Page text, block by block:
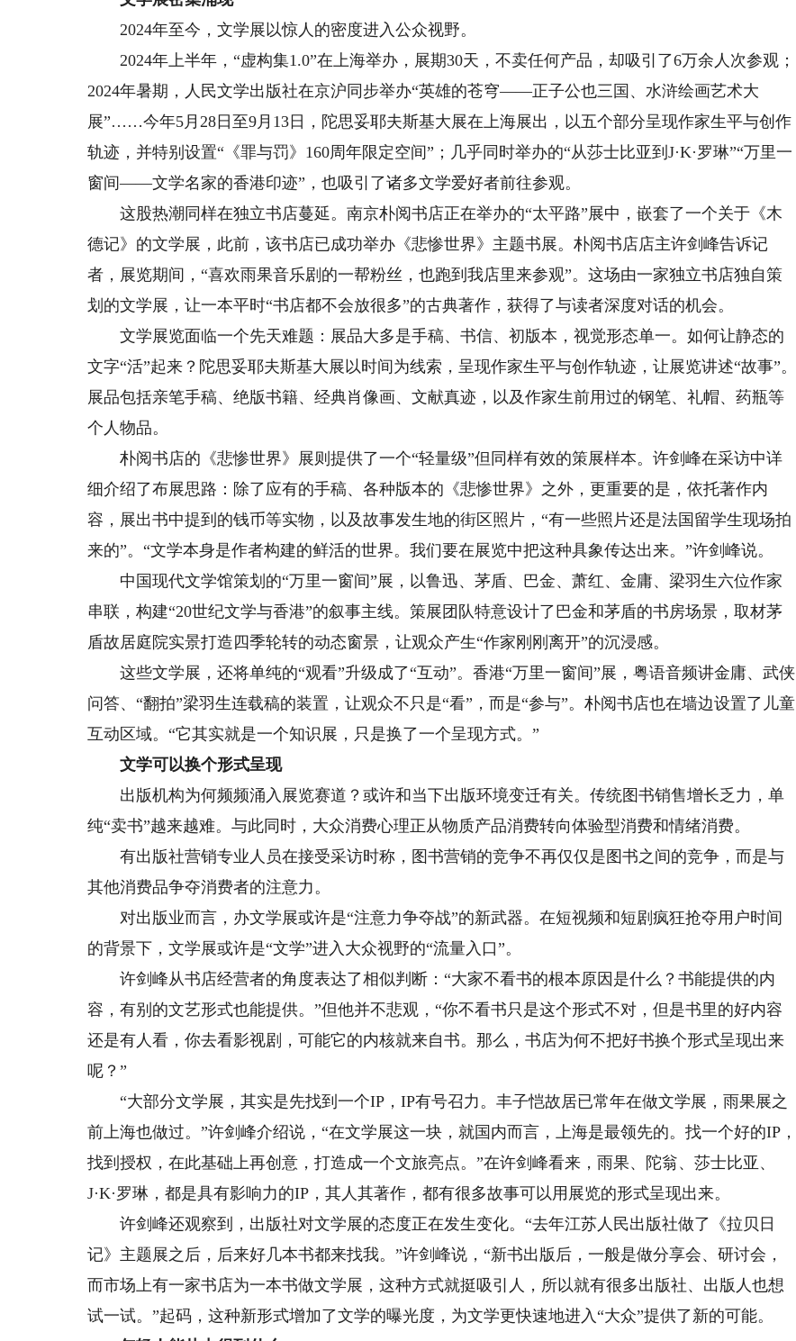
2024年至今，文学展以惊人的密度进入公众视野。
2024年上半年，“虚构集1.0”在上海举办，展期30天，不卖任何产品，却吸引了6万余人次参观；
2024年暑期，人民文学出版社在京沪同步举办“英雄的苍穹——正子公也三国、水浒绘画艺术大
展”……今年5月28日至9月13日，陀思妥耶夫斯基大展在上海展出，以五个部分呈现作家生平与创作
轨迹，并特别设置“《罪与罚》160周年限定空间”；几乎同时举办的“从莎士比亚到J·K·罗琳”“万里一
窗间——文学名家的香港印迹”，也吸引了诸多文学爱好者前往参观。
这股热潮同样在独立书店蔓延。南京朴阅书店正在举办的“太平路”展中，嵌套了一个关于《木
德记》的文学展，此前，该书店已成功举办《悲惨世界》主题书展。朴阅书店店主许剑峰告诉记
者，展览期间，“喜欢雨果音乐剧的一帮粉丝，也跑到我店里来参观”。这场由一家独立书店独自策
划的文学展，让一本平时“书店都不会放很多”的古典著作，获得了与读者深度对话的机会。
文学展览面临一个先天难题：展品大多是手稿、书信、初版本，视觉形态单一。如何让静态的
文字“活”起来？陀思妥耶夫斯基大展以时间为线索，呈现作家生平与创作轨迹，让展览讲述“故事”。
展品包括亲笔手稿、绝版书籍、经典肖像画、文献真迹，以及作家生前用过的钢笔、礼帽、药瓶等
个人物品。
朴阅书店的《悲惨世界》展则提供了一个“轻量级”但同样有效的策展样本。许剑峰在采访中详
细介绍了布展思路：除了应有的手稿、各种版本的《悲惨世界》之外，更重要的是，依托著作内
容，展出书中提到的钱币等实物，以及故事发生地的街区照片，“有一些照片还是法国留学生现场拍
来的”。“文学本身是作者构建的鲜活的世界。我们要在展览中把这种具象传达出来。”许剑峰说。
中国现代文学馆策划的“万里一窗间”展，以鲁迅、茅盾、巴金、萧红、金庸、梁羽生六位作家
串联，构建“20世纪文学与香港”的叙事主线。策展团队特意设计了巴金和茅盾的书房场景，取材茅
盾故居庭院实景打造四季轮转的动态窗景，让观众产生“作家刚刚离开”的沉浸感。
这些文学展，还将单纯的“观看”升级成了“互动”。香港“万里一窗间”展，粤语音频讲金庸、武侠
问答、“翻拍”梁羽生连载稿的装置，让观众不只是“看”，而是“参与”。朴阅书店也在墙边设置了儿童
互动区域。“它其实就是一个知识展，只是换了一个呈现方式。”
文学可以换个形式呈现
出版机构为何频频涌入展览赛道？或许和当下出版环境变迁有关。传统图书销售增长乏力，单
纯“卖书”越来越难。与此同时，大众消费心理正从物质产品消费转向体验型消费和情绪消费。
有出版社营销专业人员在接受采访时称，图书营销的竞争不再仅仅是图书之间的竞争，而是与
其他消费品争夺消费者的注意力。
对出版业而言，办文学展或许是“注意力争夺战”的新武器。在短视频和短剧疯狂抢夺用户时间
的背景下，文学展或许是“文学”进入大众视野的“流量入口”。
许剑峰从书店经营者的角度表达了相似判断：“大家不看书的根本原因是什么？书能提供的内
容，有别的文艺形式也能提供。”但他并不悲观，“你不看书只是这个形式不对，但是书里的好内容
还是有人看，你去看影视剧，可能它的内核就来自书。那么，书店为何不把好书换个形式呈现出来
呢？”
“大部分文学展，其实是先找到一个IP，IP有号召力。丰子恺故居已常年在做文学展，雨果展之
前上海也做过。”许剑峰介绍说，“在文学展这一块，就国内而言，上海是最领先的。找一个好的IP，
找到授权，在此基础上再创意，打造成一个文旅亮点。”在许剑峰看来，雨果、陀翁、莎士比亚、
J·K·罗琳，都是具有影响力的IP，其人其著作，都有很多故事可以用展览的形式呈现出来。
许剑峰还观察到，出版社对文学展的态度正在发生变化。“去年江苏人民出版社做了《拉贝日
记》主题展之后，后来好几本书都来找我。”许剑峰说，“新书出版后，一般是做分享会、研讨会，
而市场上有一家书店为一本书做文学展，这种方式就挺吸引人，所以就有很多出版社、出版人也想
试一试。”起码，这种新形式增加了文学的曝光度，为文学更快速地进入“大众”提供了新的可能。